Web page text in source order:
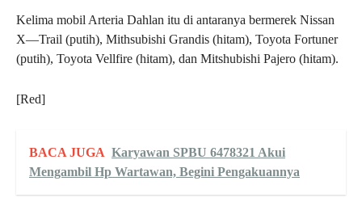
Kelima mobil Arteria Dahlan itu di antaranya bermerek Nissan
X—Trail (putih), Mithsubishi Grandis (hitam), Toyota Fortuner
(putih), Toyota Vellfire (hitam), dan Mitshubishi Pajero (hitam).
[Red]
BACA JUGA Karyawan SPBU 6478321 Akui
Mengambil Hp Wartawan, Begini Pengakuannya